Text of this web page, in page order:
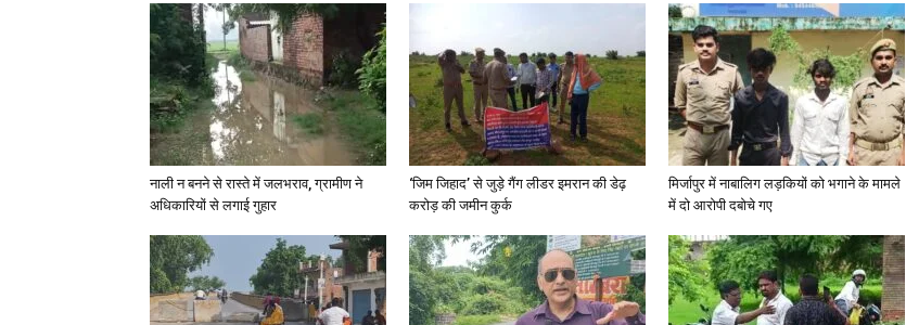
नाली न बनने से रास्ते में जलभराव, ग्रामीण ने
अधिकारियों से लगाई गुहार
‘जिम जिहाद’ से जुड़े गैंग लीडर इमरान की डेढ़
करोड़ की जमीन कुर्क
मिर्जापुर में नाबालिग लड़कियों को भगाने के मामले
में दो आरोपी दबोचे गए